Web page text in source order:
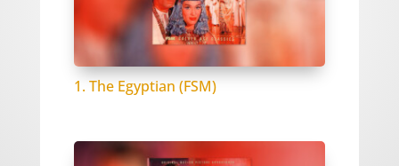
1. The Egyptian (FSM)